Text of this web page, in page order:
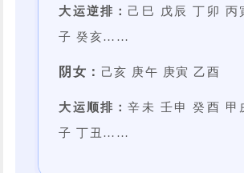
大运逆排： 己巳 戊辰 丁卯 丙
子 癸亥……
阴女： 己亥 庚午 庚寅 乙酉
大运顺排：辛未 壬申 癸酉 甲
子 丁丑……